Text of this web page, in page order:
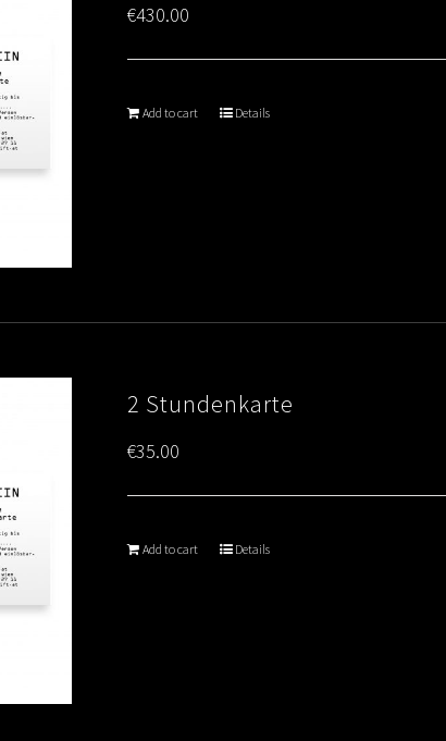
€430.00
Add to cart Details
2 Stundenkarte
€35.00
Add to cart Details